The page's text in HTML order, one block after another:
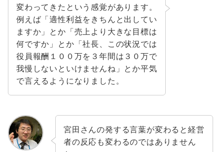
変わってきたという感覚があります。
例えば「適性利益をきちんと出してい
ますか」とか「売上より大きな目標は
何ですか」とか「社長、この状況では
役員報酬１００万を３年間は３０万で
我慢しないといけませんね」とか平気
で言えるようになりました。
宮田さんの発する言葉が変わると経営
者の反応も変わるのではありません